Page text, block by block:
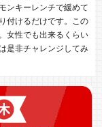
ンキーレンチで緩めて
付けるだけです。この
女性でも出来るくらい
是非チャレンジしてみ